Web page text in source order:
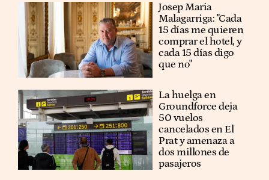
​​Josep Maria
Malagarriga: "Cada
15 días me quieren
comprar el hotel, y
cada 15 días digo
que no"
La huelga en
Groundforce deja
50 vuelos
cancelados en El
Prat y amenaza a
dos millones de
pasajeros